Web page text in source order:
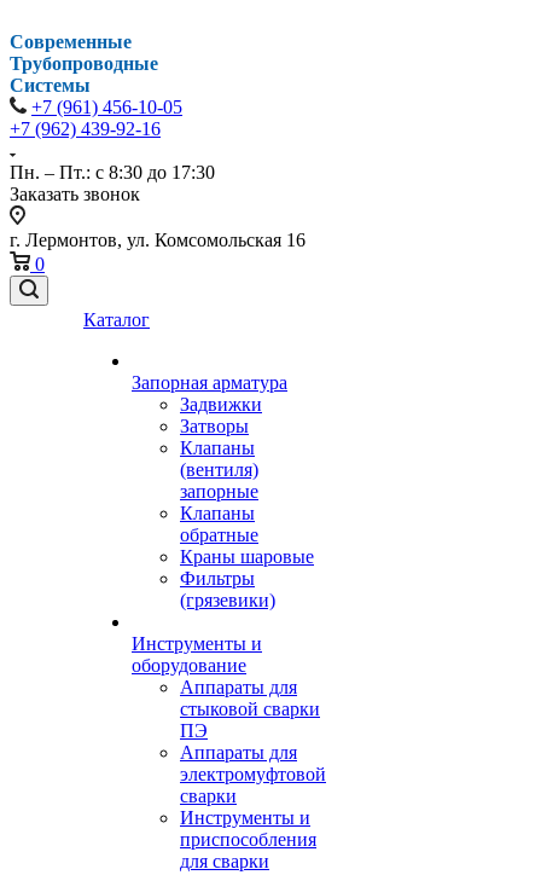
Современные
Трубопроводные
Системы
+7 (961) 456-10-05
+7 (962) 439-92-16
Пн. – Пт.: с 8:30 до 17:30
Заказать звонок
г. Лермонтов, ул. Комсомольская 16
0
Каталог
Запорная арматура
Задвижки
Затворы
Клапаны
(вентиля)
запорные
Клапаны
обратные
Краны шаровые
Фильтры
(грязевики)
Инструменты и
оборудование
Аппараты для
стыковой сварки
ПЭ
Аппараты для
электромуфтовой
сварки
Инструменты и
приспособления
для сварки